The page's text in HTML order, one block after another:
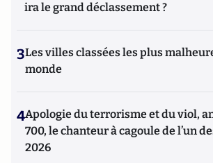
ira le grand déclassement ?
3Les villes classées les plus
monde
4Apologie du terrorisme et du viol,
700, le chanteur à cagoule de l’un
2026